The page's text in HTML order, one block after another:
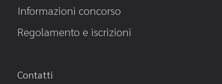
Informazioni concorso
Regolamento e iscrizioni
Contatti